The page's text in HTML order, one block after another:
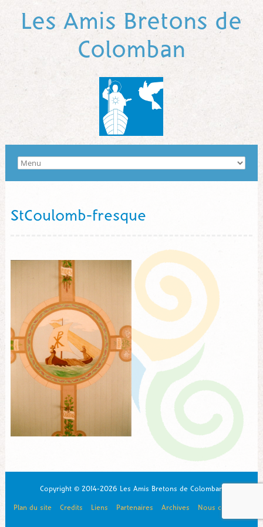
Les Amis Bretons de
Colomban
StCoulomb-fresque
Copyright © 2014-2026 Les Amis Bretons de Colomban
Plan du site Credits Liens Partenaires Archives Nous contacter